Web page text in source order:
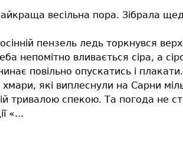
весільна пора. Зібрала
пензель ледь торкнувся
непомітно вливається сіра, а
повільно опускатись і
хмари, які виплеснули на Сарни
тривалою спекою. Та погода не
«...